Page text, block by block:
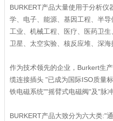
BURKERT产品大量使用于分析仪
学、电子、能源、基因工程、半
工业、机械工程、医疗、医药卫生
卫星、太空实验、核反应堆、深海
作为技术领先的企业，Burkert生
缆连接插头 "已成为国际ISO质量
铁电磁系统""摇臂式电磁阀"及"脉
BURKERT产品大致分为六大类:"